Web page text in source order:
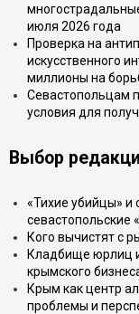
июля 2026 года
Проверка на
искусственного
миллионы на
Севастопольцам
условия для
Выбор
«Тихие убийцы» и
Кого вычистят с
Кладбище юрлиц
крымского
Крым как центр
проблемы и